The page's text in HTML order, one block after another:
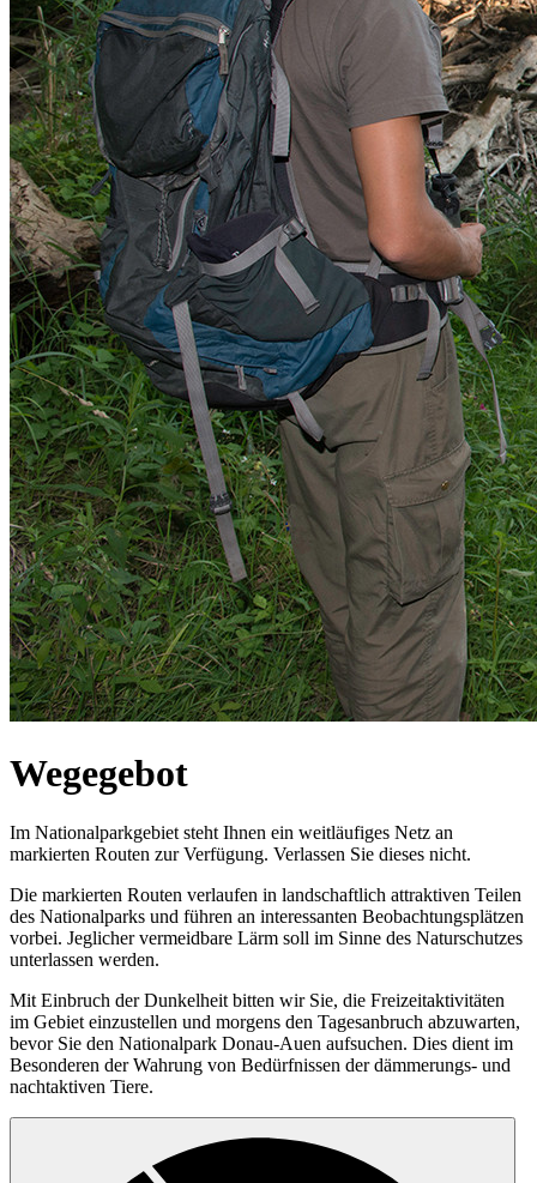
Wegegebot
Im Nationalparkgebiet steht Ihnen ein weitläufiges Netz an
markierten Routen zur Verfügung. Verlassen Sie dieses nicht.
Die markierten Routen verlaufen in landschaftlich attraktiven Teilen
des Nationalparks und führen an interessanten Beobachtungsplätzen
vorbei. Jeglicher vermeidbare Lärm soll im Sinne des Naturschutzes
unterlassen werden.
Mit Einbruch der Dunkelheit bitten wir Sie, die Freizeitaktivitäten
im Gebiet einzustellen und morgens den Tagesanbruch abzuwarten,
bevor Sie den Nationalpark Donau-Auen aufsuchen. Dies dient im
Besonderen der Wahrung von Bedürfnissen der dämmerungs- und
nachtaktiven Tiere.